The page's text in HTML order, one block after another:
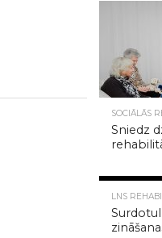
SOCIĀLĀS
Sniedz
LNS